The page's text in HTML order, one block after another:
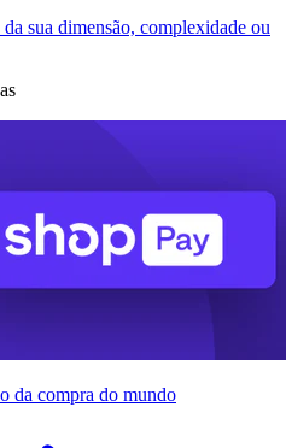
sua dimensão, complexidade ou
da compra do mundo